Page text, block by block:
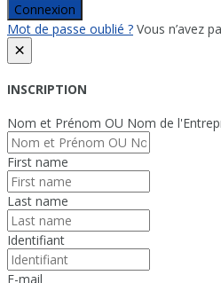
Connexion
Mot de passe oublié ? Vous n’avez
×
INSCRIPTION
Nom et Prénom OU Nom de
First name
Last name
Identifiant
E-mail